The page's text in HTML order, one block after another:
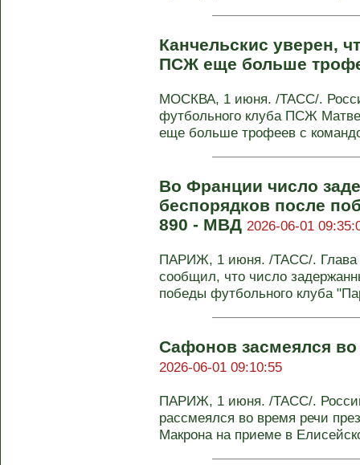
Канчельскис уверен,
ПСЖ еще больше
МОСКВА, 1 июня. /ТАСС/.
футбольного клуба ПСЖ
еще больше трофеев с
Во Франции число
беспорядков после
890 - МВД 2026-06-01
ПАРИЖ, 1 июня. /ТАСС/.
сообщил, что число
победы футбольного клуба
Сафонов засмеялся
2026-06-01 09:10:55
ПАРИЖ, 1 июня. /ТАСС/.
рассмеялся во время речи
Макрона на приеме в